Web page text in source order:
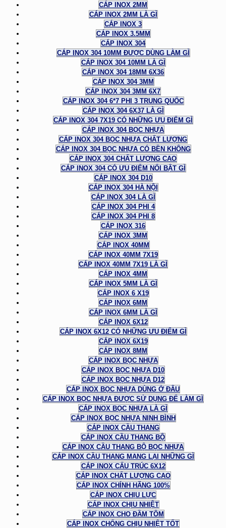
CÁP INOX 2MM
CÁP INOX 2MM LÀ GÌ
CÁP INOX 3
CÁP INOX 3.5MM
CÁP INOX 304
CÁP INOX 304 10MM ĐƯỢC DÙNG LÀM GÌ
CÁP INOX 304 10MM LÀ GÌ
CÁP INOX 304 18MM 6X36
CÁP INOX 304 3MM
CÁP INOX 304 3MM 6X7
CÁP INOX 304 6*7 PHI 3 TRUNG QUỐC
CÁP INOX 304 6X37 LÀ GÌ
CÁP INOX 304 7X19 CÓ NHỮNG ƯU ĐIỂM GÌ
CÁP INOX 304 BỌC NHỰA
CÁP INOX 304 BỌC NHỰA CHẤT LƯỢNG
CÁP INOX 304 BỌC NHỰA CÓ BỀN KHÔNG
CÁP INOX 304 CHẤT LƯỢNG CAO
CÁP INOX 304 CÓ ƯU ĐIỂM NỔI BẬT GÌ
CÁP INOX 304 D10
CÁP INOX 304 HÀ NỘI
CÁP INOX 304 LÀ GÌ
CÁP INOX 304 PHI 4
CÁP INOX 304 PHI 8
CÁP INOX 316
CÁP INOX 3MM
CÁP INOX 40MM
CÁP INOX 40MM 7X19
CÁP INOX 40MM 7X19 LÀ GÌ
CÁP INOX 4MM
CÁP INOX 5MM LÀ GÌ
CÁP INOX 6 X19
CÁP INOX 6MM
CÁP INOX 6MM LÀ GÌ
CÁP INOX 6X12
CÁP INOX 6X12 CÓ NHỮNG ƯU ĐIỂM GÌ
CÁP INOX 6X19
CÁP INOX 8MM
CÁP INOX BỌC NHỰA
CÁP INOX BỌC NHỰA D10
CÁP INOX BỌC NHỰA D12
CÁP INOX BỌC NHỰA DÙNG Ở ĐÂU
CÁP INOX BỌC NHỰA ĐƯỢC SỬ DỤNG ĐỂ LÀM GÌ
CÁP INOX BỌC NHỰA LÀ GÌ
CÁP INOX BỌC NHỰA NINH BÌNH
CÁP INOX CẦU THANG
CÁP INOX CẦU THANG BỘ
CÁP INOX CẦU THANG BỘ BỌC NHỰA
CÁP INOX CẦU THANG MANG LẠI NHỮNG GÌ
CÁP INOX CẤU TRÚC 6X12
CÁP INOX CHẤT LƯỢNG CAO
CÁP INOX CHÍNH HÃNG 100%
CÁP INOX CHỊU LỰC
CÁP INOX CHỊU NHIỆT
CÁP INOX CHO ĐẦM TÔM
CÁP INOX CHỐNG CHỊU NHIỆT TỐT